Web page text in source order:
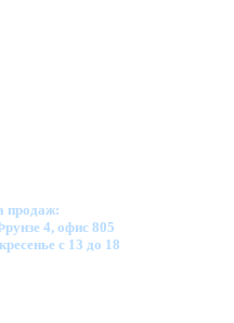
продаж:
4, офис 805
с 13 до 18